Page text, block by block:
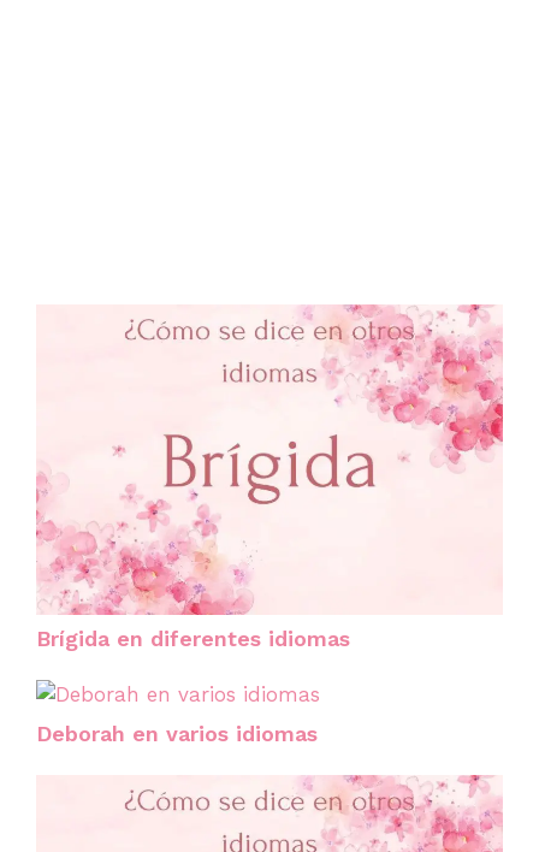
Brígida en diferentes idiomas
Deborah en varios idiomas